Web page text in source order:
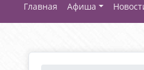
Афиша